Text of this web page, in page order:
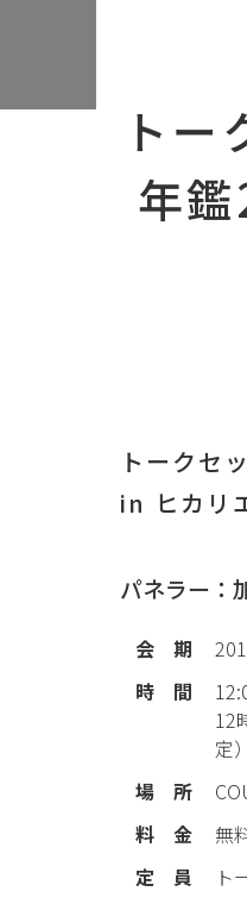
ト
年
トークセ
in ヒカリ
パネラー：
会 期
時 間
12
定）
場 所
料 金
無
定 員
ト